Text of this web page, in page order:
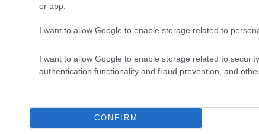
or app.
I want to allow Google to enable storage related to
I want to allow Google to enable storage related to
authentication functionality and fraud prevention, and
CONFIRM
hutongs para captar su verdadero espíritu. Descubriremos la
con la arquitectura innovadora del Estadio Olímpico (Nido de
la ingeniería de casi 9.000 kilómetros que ofrece tramos para
Datong (Grutas de Yungang), un sobrecogedor santuario
conservados de China. Pasear por sus callejuelas empedradas,